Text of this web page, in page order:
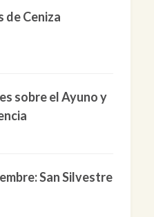
de Ceniza
sobre el Ayuno y
San Silvestre